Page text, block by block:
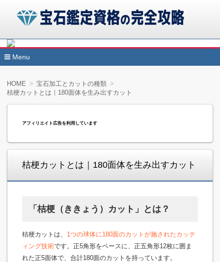
宝石鑑定資格の完全攻略
諒設計アーキテクトラーニングの宝石鑑定資格講座を受講す
宝石鑑定アドバイザーと鉱石セラピストの資格2つを同時に取
きます。受講する通信講座によっては試験が免除されますの
効率的に肩書きを増やすことができます。
Menu
HOME
宝石加工とカットの種類
桔梗カットとは｜180面体を生み出すカット
アフィリエイト広告を利用しています
桔梗カットとは｜180面体を生み出すカット
「桔梗（ききょう）カット」とは？
桔梗カットは、 1つの球体に180面のカットが施されたカッテ
ィング技術です。正5角形をベースに、正五角形12枚に囲ま
れた正5面体で、合計180面のカットを持っています。